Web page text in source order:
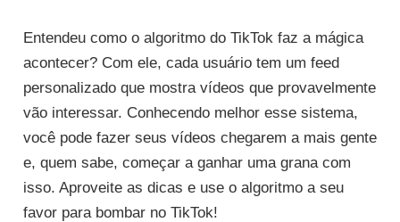
Entendeu como o algoritmo do TikTok faz a mágica
acontecer? Com ele, cada usuário tem um feed
personalizado que mostra vídeos que provavelmente
vão interessar. Conhecendo melhor esse sistema,
você pode fazer seus vídeos chegarem a mais gente
e, quem sabe, começar a ganhar uma grana com
isso. Aproveite as dicas e use o algoritmo a seu
favor para bombar no TikTok!